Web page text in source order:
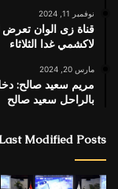
نوفمبر 11, 2024
قناة زى الوان
لاكشمي غدا الثلاثاء
مارس 20, 2024
بالراحل سعيد صالح
Last Modified Posts